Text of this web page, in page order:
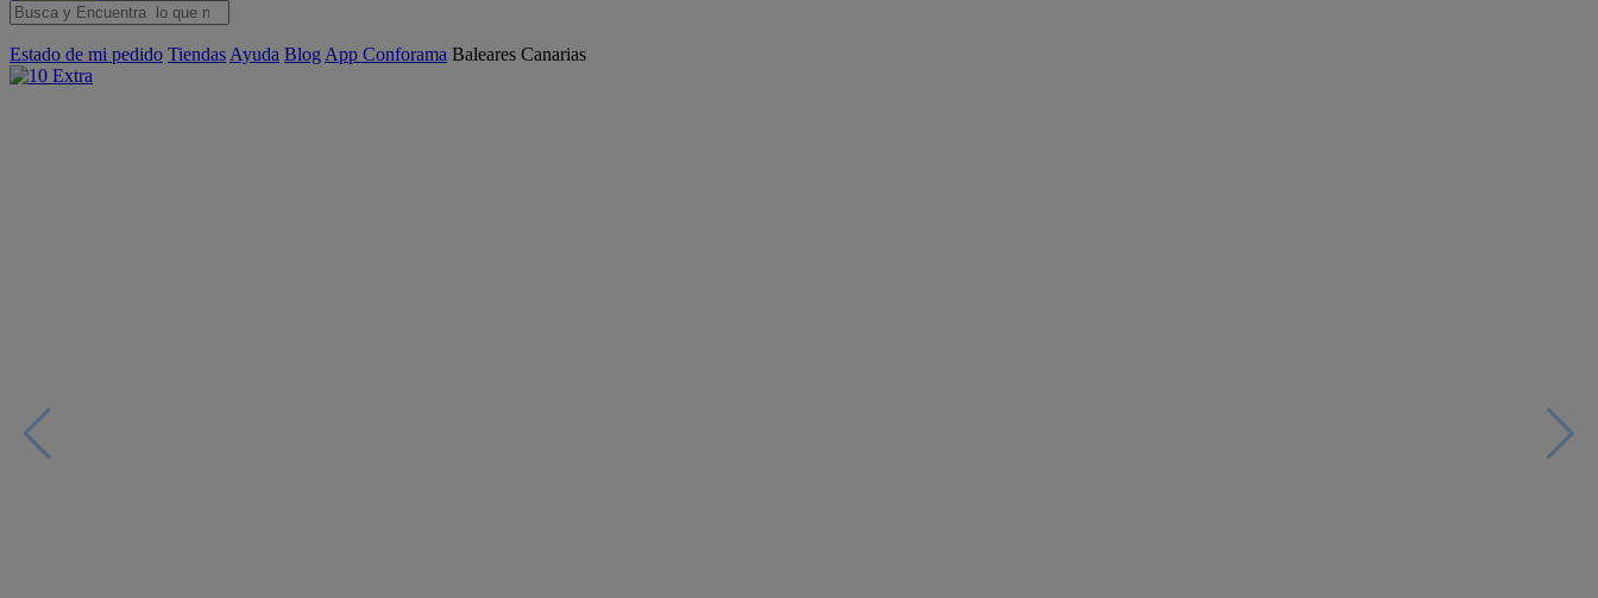
Estado de mi pedido Tiendas Ayuda Blog App Conforama Baleares Canarias